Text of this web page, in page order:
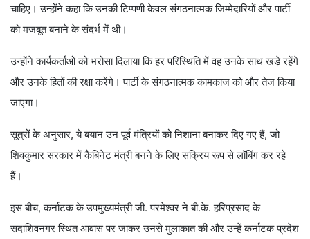
चाहिए। उन्होंने कहा कि उनकी टिप्पणी केवल संगठनात्मक जिम्मेदारियों और पार्टी
को मजबूत बनाने के संदर्भ में थी।
उन्होंने कार्यकर्ताओं को भरोसा दिलाया कि हर परिस्थिति में वह उनके साथ खड़े रहेंगे
और उनके हितों की रक्षा करेंगे। पार्टी के संगठनात्मक कामकाज को और तेज किया
जाएगा।
सूत्रों के अनुसार, ये बयान उन पूर्व मंत्रियों को निशाना बनाकर दिए गए हैं, जो
शिवकुमार सरकार में कैबिनेट मंत्री बनने के लिए सक्रिय रूप से लॉबिंग कर रहे
हैं।
इस बीच, कर्नाटक के उपमुख्यमंत्री जी. परमेश्वर ने बी.के. हरिप्रसाद के
सदाशिवनगर स्थित आवास पर जाकर उनसे मुलाकात की और उन्हें कर्नाटक प्रदेश